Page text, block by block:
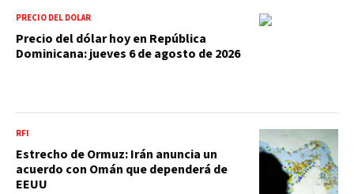
PRECIO DEL DÓLAR
Precio del dólar hoy en República
Dominicana: jueves 6 de agosto de 2026
RFI
Estrecho de Ormuz: Irán anuncia un
acuerdo con Omán que dependerá de
EEUU